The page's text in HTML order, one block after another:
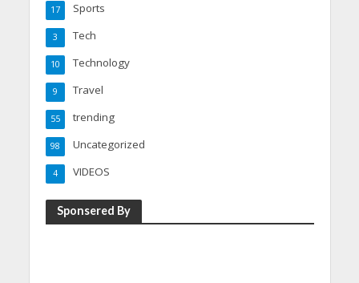
Sports
17
Tech
3
Technology
10
Travel
9
trending
55
Uncategorized
98
VIDEOS
4
Sponsered By